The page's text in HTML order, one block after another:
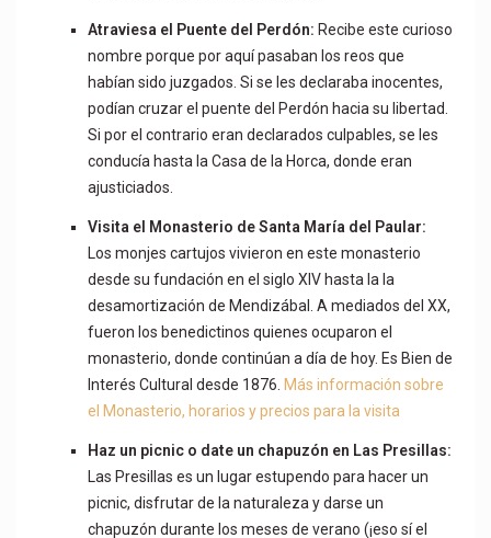
Atraviesa el Puente del Perdón: Recibe este curioso
nombre porque por aquí pasaban los reos que
habían sido juzgados. Si se les declaraba inocentes,
podían cruzar el puente del Perdón hacia su libertad.
Si por el contrario eran declarados culpables, se les
conducía hasta la Casa de la Horca, donde eran
ajusticiados.
Visita el Monasterio de Santa María del Paular:
Los monjes cartujos vivieron en este monasterio
desde su fundación en el siglo XIV hasta la la
desamortización de Mendizábal. A mediados del XX,
fueron los benedictinos quienes ocuparon el
monasterio, donde continúan a día de hoy. Es Bien de
Interés Cultural desde 1876. Más información sobre
el Monasterio, horarios y precios para la visita
Haz un picnic o date un chapuzón en Las Presillas:
Las Presillas es un lugar estupendo para hacer un
picnic, disfrutar de la naturaleza y darse un
chapuzón durante los meses de verano (¡eso sí el